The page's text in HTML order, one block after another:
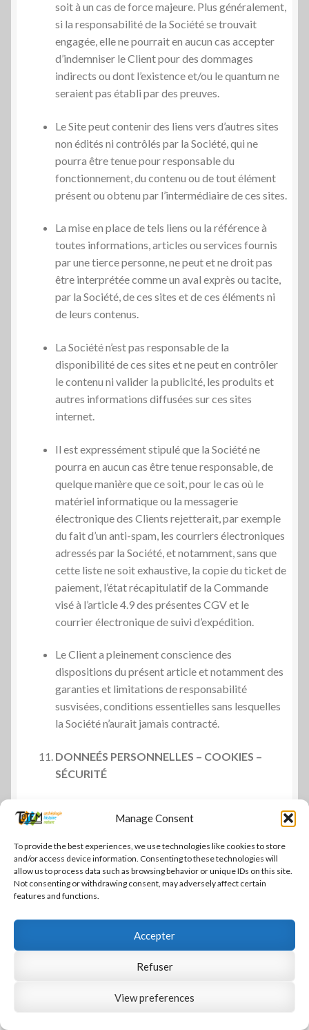
Manage Consent
To provide the best experiences, we use technologies like cookies to store
and/or access device information. Consenting to these technologies will
allow us to process data such as browsing behavior or unique IDs on this site.
Not consenting or withdrawing consent, may adversely affect certain
features and functions.
Accepter
Refuser
View preferences
soit à un cas de force majeure. Plus généralement,
si la responsabilité de la Société se trouvait
engagée, elle ne pourrait en aucun cas accepter
d’indemniser le Client pour des dommages
indirects ou dont l’existence et/ou le quantum ne
seraient pas établi par des preuves.
Le Site peut contenir des liens vers d’autres sites
non édités ni contrôlés par la Société, qui ne
pourra être tenue pour responsable du
fonctionnement, du contenu ou de tout élément
présent ou obtenu par l’intermédiaire de ces sites.
La mise en place de tels liens ou la référence à
toutes informations, articles ou services fournis
par une tierce personne, ne peut et ne droit pas
être interprétée comme un aval exprès ou tacite,
par la Société, de ces sites et de ces éléments ni
de leurs contenus.
La Société n’est pas responsable de la
disponibilité de ces sites et ne peut en contrôler
le contenu ni valider la publicité, les produits et
autres informations diffusées sur ces sites
internet.
Il est expressément stipulé que la Société ne
pourra en aucun cas être tenue responsable, de
quelque manière que ce soit, pour le cas où le
matériel informatique ou la messagerie
électronique des Clients rejetterait, par exemple
du fait d’un anti-spam, les courriers électroniques
adressés par la Société, et notamment, sans que
cette liste ne soit exhaustive, la copie du ticket de
paiement, l’état récapitulatif de la Commande
visé à l’article 4.9 des présentes CGV et le
courrier électronique de suivi d’expédition.
Le Client a pleinement conscience des
dispositions du présent article et notamment des
garanties et limitations de responsabilité
susvisées, conditions essentielles sans lesquelles
la Société n’aurait jamais contracté.
DONNEÉS PERSONNELLES – COOKIES –
SÉCURITÉ
respect de la vie privée et prend toutes les
mesures nécessaires pour assurer la
confidentialité et la sécurité des données
Dans le cadre de la fourniture des produits, la
Recherche
Recherche